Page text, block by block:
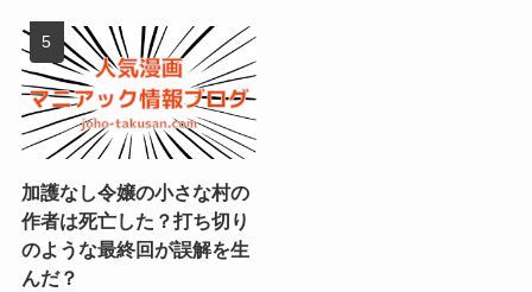
加護なし令嬢の小さな村の
作者は死亡した？打ち切り
のような最終回が誤解を生
んだ？